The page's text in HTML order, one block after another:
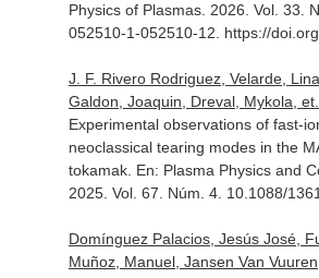
Physics of Plasmas. 2026. Vol. 33.
052510-1-052510-12. https://
J. F. Rivero Rodriguez, Velarde,
Galdon, Joaquin, Dreval, Mykola,
Experimental observations of fast-
neoclassical tearing modes in the
tokamak. En: Plasma Physics and
2025. Vol. 67. Núm. 4. 10.1088/
Domínguez Palacios, Jesús José,
Muñoz, Manuel, Jansen Van